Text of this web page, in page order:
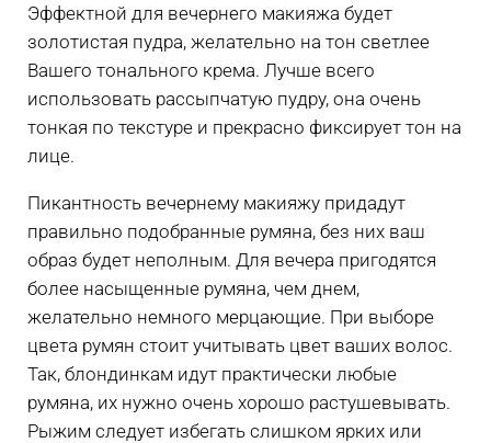
Эффектной для вечернего макияжа будет
золотистая пудра, желательно на тон светлее
Вашего тонального крема. Лучше всего
использовать рассыпчатую пудру, она очень
тонкая по текстуре и прекрасно фиксирует тон на
лице.
Пикантность вечернему макияжу придадут
правильно подобранные румяна, без них ваш
образ будет неполным. Для вечера пригодятся
более насыщенные румяна, чем днем,
желательно немного мерцающие. При выборе
цвета румян стоит учитывать цвет ваших волос.
Так, блондинкам идут практически любые
румяна, их нужно очень хорошо растушевывать.
Рыжим следует избегать слишком ярких или